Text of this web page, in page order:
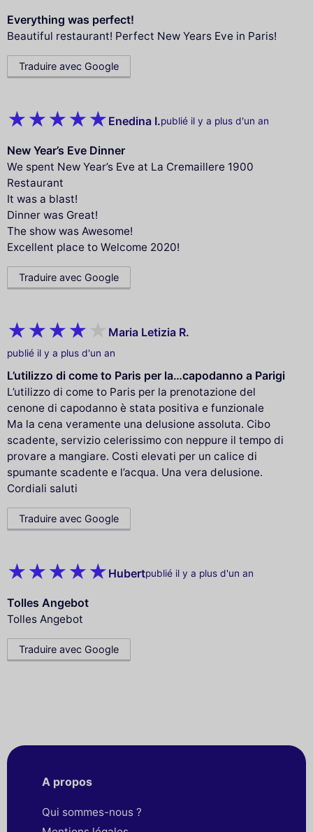
Everything was perfect!
Beautiful restaurant! Perfect New Years Eve in Paris!
Traduire avec Google
Enedina I.publié il y a plus d'un an
New Year’s Eve Dinner
We spent New Year’s Eve at La Cremaillere 1900
Restaurant
It was a blast!
Dinner was Great!
The show was Awesome!
Excellent place to Welcome 2020!
Traduire avec Google
Maria Letizia R.
publié il y a plus d'un an
L’utilizzo di come to Paris per la…capodanno a Parigi
L’utilizzo di come to Paris per la prenotazione del
cenone di capodanno è stata positiva e funzionale
Ma la cena veramente una delusione assoluta. Cibo
scadente, servizio celerissimo con neppure il tempo di
provare a mangiare. Costi elevati per un calice di
spumante scadente e l’acqua. Una vera delusione.
Cordiali saluti
Traduire avec Google
Hubertpublié il y a plus d'un an
Tolles Angebot
Tolles Angebot
Traduire avec Google
A propos
Qui sommes-nous ?